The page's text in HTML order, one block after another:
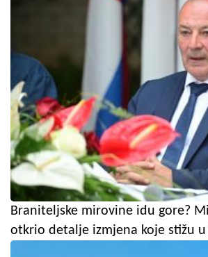
Braniteljske mirovine idu gore?
otkrio detalje izmjena koje stižu u